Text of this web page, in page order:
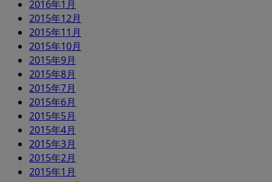
2016年1月
2015年12月
2015年11月
2015年10月
2015年9月
2015年8月
2015年7月
2015年6月
2015年5月
2015年4月
2015年3月
2015年2月
2015年1月